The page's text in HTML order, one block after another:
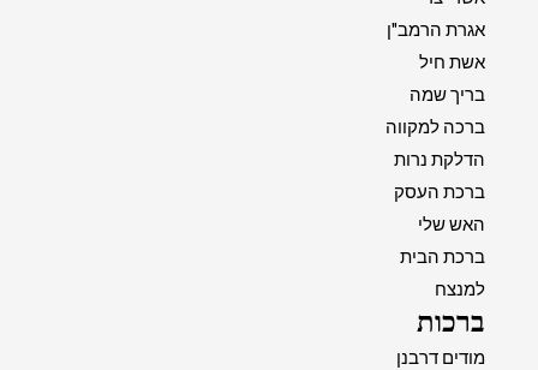
אגרת הרמב"ן
אשת חיל
בריך שמה
ברכה למקווה
הדלקת נרות
ברכת העסק
האש שלי
ברכת הבית
למנצח
ברכות
מודים דרבנן